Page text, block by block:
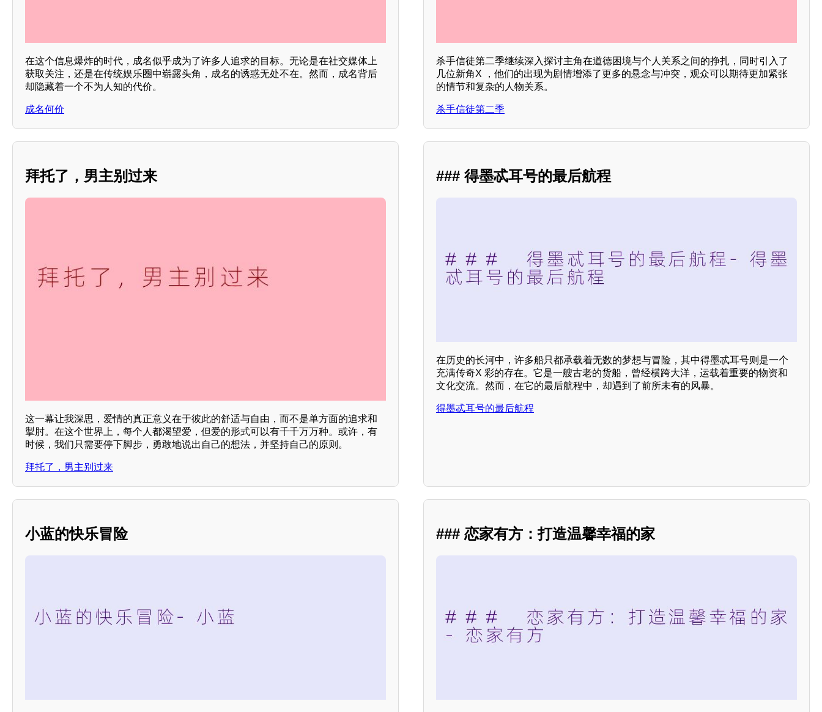
在这个信息爆炸的时代，成名似乎成为了许多人追求的目标。无论是在社交媒体上
获取关注，还是在传统娱乐圈中崭露头角，成名的诱惑无处不在。然而，成名背后
却隐藏着一个不为人知的代价。
成名何价
杀手信徒第二季继续深入探讨主角在道德困境与个人关系之间的挣扎，同时引入了
几位新角X ，他们的出现为剧情增添了更多的悬念与冲突，观众可以期待更加紧张
的情节和复杂的人物关系。
杀手信徒第二季
拜托了，男主别过来
这一幕让我深思，爱情的真正意义在于彼此的舒适与自由，而不是单方面的追求和
掣肘。在这个世界上，每个人都渴望爱，但爱的形式可以有千千万万种。或许，有
时候，我们只需要停下脚步，勇敢地说出自己的想法，并坚持自己的原则。
拜托了，男主别过来
### 得墨忒耳号的最后航程
在历史的长河中，许多船只都承载着无数的梦想与冒险，其中得墨忒耳号则是一个
充满传奇X 彩的存在。它是一艘古老的货船，曾经横跨大洋，运载着重要的物资和
文化交流。然而，在它的最后航程中，却遇到了前所未有的风暴。
得墨忒耳号的最后航程
小蓝的快乐冒险 ### 恋家有方：打造温馨幸福的家